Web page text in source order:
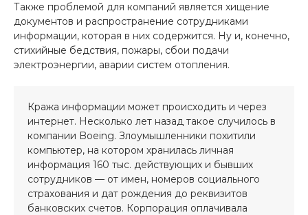
Также проблемой для компаний является хищение
документов и распространение сотрудниками
информации, которая в них содержится. Ну и, конечно,
стихийные бедствия, пожары, сбои подачи
электроэнергии, аварии систем отопления.
Кража информации может происходить и через
интернет. Несколько лет назад такое случилось в
компании Boeing. Злоумышленники похитили
компьютер, на котором хранилась личная
информация 160 тыс. действующих и бывших
сотрудников — от имен, номеров социального
страхования и дат рождения до реквизитов
банковских счетов. Корпорация оплачивала